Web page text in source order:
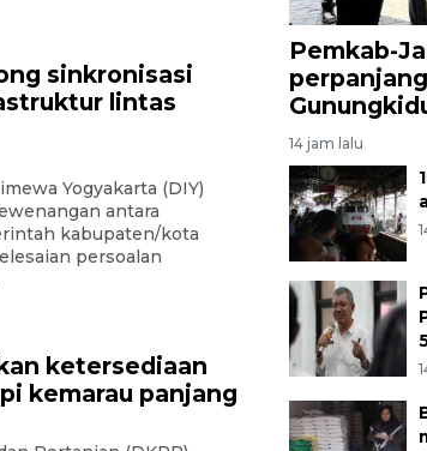
sinkronisasi
lintas
Yogyakarta (DIY)
antara
kabupaten/kota
persoalan
ketersediaan
kemarau panjang
Pemkab-
14 jam lalu